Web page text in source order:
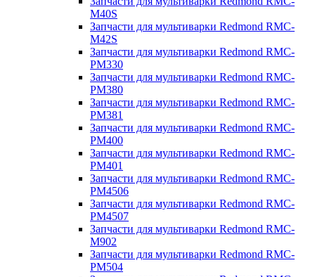
M40S
Запчасти для мультиварки Redmond RMC-
M42S
Запчасти для мультиварки Redmond RMC-
PM330
Запчасти для мультиварки Redmond RMC-
PM380
Запчасти для мультиварки Redmond RMC-
PM381
Запчасти для мультиварки Redmond RMC-
PM400
Запчасти для мультиварки Redmond RMC-
PM401
Запчасти для мультиварки Redmond RMC-
PM4506
Запчасти для мультиварки Redmond RMC-
PM4507
Запчасти для мультиварки Redmond RMC-
M902
Запчасти для мультиварки Redmond RMC-
PM504